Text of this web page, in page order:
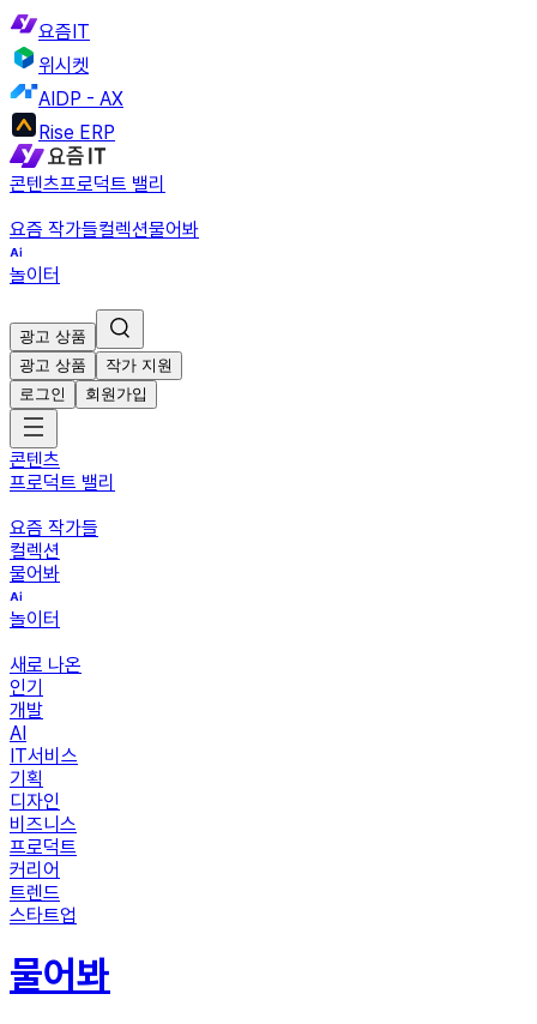
요즘IT
위시켓
AIDP - AX
Rise ERP
콘텐츠프로덕트 밸리
요즘 작가들컬렉션물어봐
놀이터
광고 상품
광고 상품
작가 지원
로그인
회원가입
콘텐츠
프로덕트 밸리
요즘 작가들
컬렉션
물어봐
놀이터
새로 나온
인기
개발
AI
IT서비스
기획
디자인
비즈니스
프로덕트
커리어
트렌드
스타트업
물어봐